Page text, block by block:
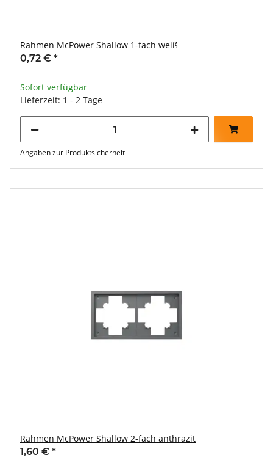
Rahmen McPower Shallow 1-fach weiß
0,72 € *
Sofort verfügbar
Lieferzeit: 1 - 2 Tage
Angaben zur Produktsicherheit
Rahmen McPower Shallow 2-fach anthrazit
1,60 € *